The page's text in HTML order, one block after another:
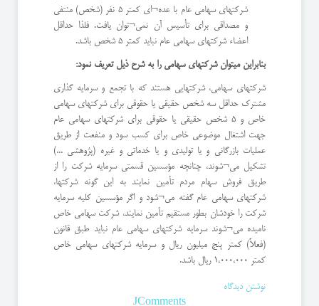
شرکتهای سهامی عام با عده¬ای کمتر 5 نفر (شخص) منتفی
و مصداقی برای تأسيس آن نمی¬توان یافت. فلذا حداقل
اعضاء شرکتهای سهامی عام نباید کمتر 5 شخص باشد.
بنابراین میتوان شرکتهای سهامی را به شرح ذیل تعریف نمود:
شرکتهای سهامی، شرکتهایی هستند که با تجمع و سرمایه گذاری
مشترک حداقل سه شخص حقیقی یا حقوقی برای شرکتهای سهامی
خاص و 5 شخص حقیقی یا حقوقی برای شرکتهای سهامی عام
جهت اشتغال موضوعی خاص برای کسب سود و منفعت از طریق
عملیات بازرگانی و یا تولیدی و یا خدماتی و غیره (پژوهشی ...)
تشکیل می¬شوند، چنانچه مؤسسين قسمتى سرمایه شرکت را از
طریق فروش سهام مردم تأمين نمايند به این گونه شرکتها،
شرکتهای سهامی عام گفته می¬شود و اگر مؤسسين کلیه سرمایه
شرکت را خودشان بطور مستقیم تأمين نمايند، شرکت سهامی خاص
نامیده می¬شوند سرمایه شرکتهای سهامی عام نباید طبق قانون
(فعلاً) کمتر پنج میلیون ریال و سرمایه شرکتهای سهامی خاص
کمتر 1،000،000 ریال باشد.
نوشتن دیدگاه
JComments